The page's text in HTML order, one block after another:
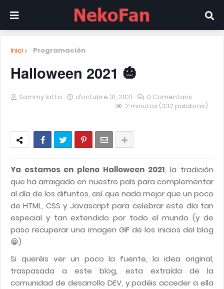
Inici Programación
Halloween 2021 🎃
Sammy Iatta d’octubre 31, 2021
0 Comentaris
2 minutos (332 palabras)
Ya estamos en pleno Halloween 2021, la tradición
que ha arraigado en nuestro país para complementar
al día de los difuntos, así que nada mejor que un poco
de HTML, CSS y Javascript para celebrar este día tan
especial y tan extendido por todo el mundo (y de
paso recuperar una imagen GIF de los inicios del blog
😁).
Si queréis ver un poco la fuente, la idea original,
traspasada a este blog, esta extraída de la
comunidad de desarrollo DEV, y podéis acceder a ella